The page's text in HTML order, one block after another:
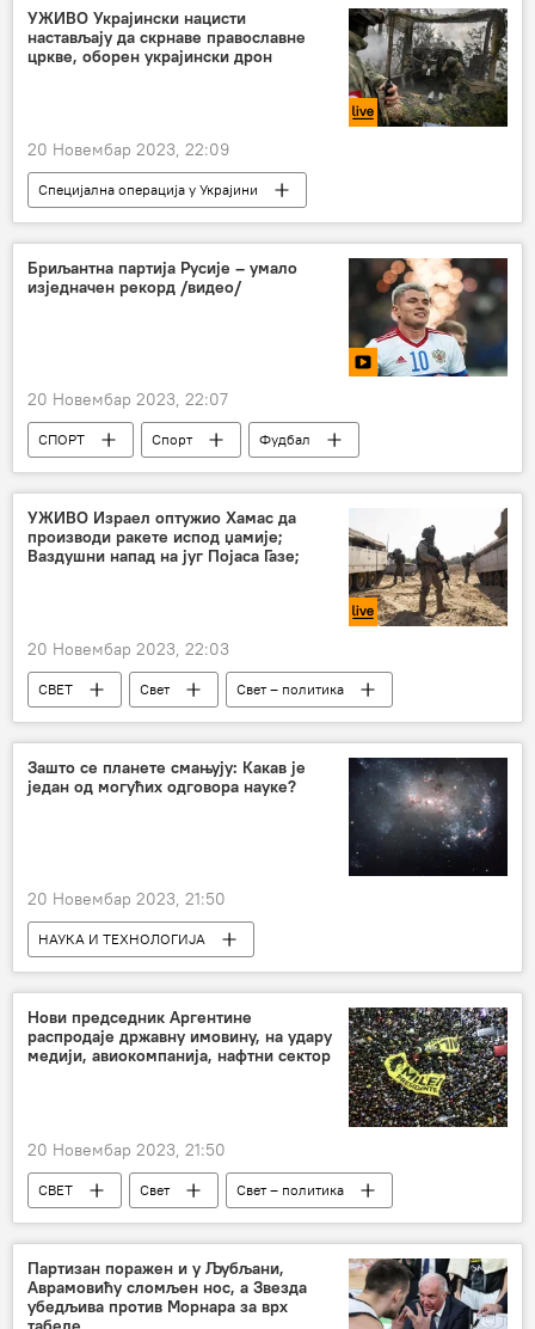
Хрватска
УЖИВО Украјински нацисти
настављају да скрнаве православне
цркве, оборен украјински дрон
20 Новембар 2023, 22:09
Специјална операција у Украјини
Специјална војна операција у Украјини – вести
Специјална војна операција у Украјини – уживо
Русија
Украјина
Бриљантна партија Русије – умало
изједначен рекорд /видео/
20 Новембар 2023, 22:07
СПОРТ Спорт Фудбал
УЖИВО Израел оптужио Хамас да
производи ракете испод џамије;
Ваздушни напад на југ Појаса Газе;
20 Новембар 2023, 22:03
СВЕТ Свет
Свет – политика
израелско-палестински сукоб
Израел
Палестина
Хамас
Либан
Хезболах
Зашто се планете смањују: Какав је
један од могућих одговора науке?
20 Новембар 2023, 21:50
НАУКА И ТЕХНОЛОГИЈА
Наука и технологија
Свемир
Друштво
Нови председник Аргентине
распродаје државну имовину, на удару
медији, авиокомпанија, нафтни сектор
20 Новембар 2023, 21:50
СВЕТ Свет Свет – политика
Партизан поражен и у Љубљани,
Аврамовићу сломљен нос, а Звезда
убедљива против Морнара за врх